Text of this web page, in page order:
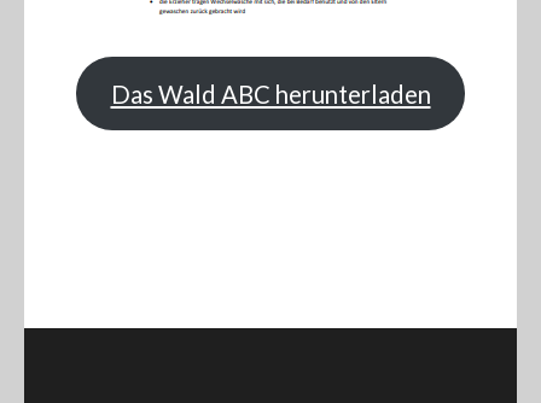
Das Wald ABC herunterladen